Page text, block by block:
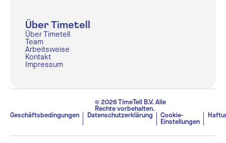
Über Timetell
Über Timetell
Team
Arbeitsweise
Kontakt
Impressum
© 2026 TimeTell B.V. Alle
Rechte vorbehalten.
Geschäftsbedingungen
Datenschutzerklärung
Cookie-
Einstellungen